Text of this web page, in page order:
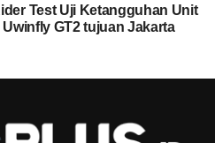
Test Uji Ketangguhan Unit
GT2 tujuan Jakarta